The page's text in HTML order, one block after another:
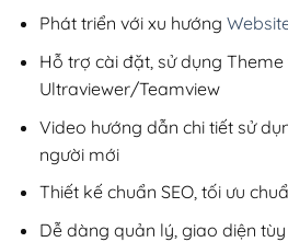
Phát triển với xu hướng
Hỗ trợ cài đặt, sử dụng
Ultraviewer/Teamview
Video hướng dẫn chi tiết sử
người mới
Thiết kế chuẩn SEO, tối ưu
Dễ dàng quản lý, giao diện tùy